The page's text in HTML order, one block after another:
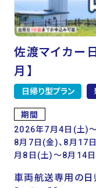
佐渡マイカー
月】
日帰り型プラン
期間
2026年7月4日(土)
8月7日(金)、8月17
月8日(土)～8月14
車両航送専用の日